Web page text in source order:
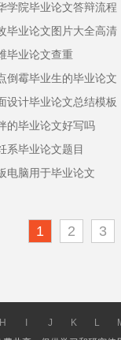
学院毕业论文答辩流程
毕业论文图片大全高清
毕业论文查重
倒霉毕业生的毕业论文
设计毕业论文总结模板
的毕业论文好写吗
系毕业论文题目
电脑用于毕业论文
1 2 3
H J K L